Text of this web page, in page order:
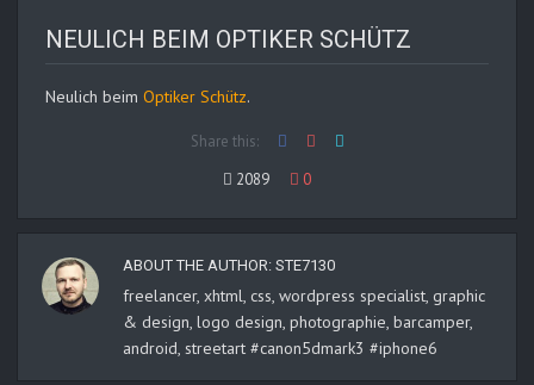
NEULICH BEIM OPTIKER SCHÜTZ
Neulich beim Optiker Schütz.
Share this:
2089
0
ABOUT THE AUTHOR: STE7130
freelancer, xhtml, css, wordpress specialist, graphic
& design, logo design, photographie, barcamper,
android, streetart #canon5dmark3 #iphone6